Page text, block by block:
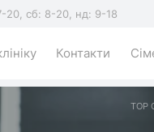
20, сб: 8-20, нд: 9-18
Контакти
TOP